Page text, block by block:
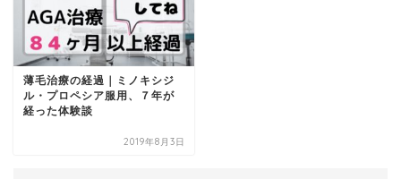
薄毛治療の経過｜ミノキシジ
ル・プロペシア服用、７年が
経った体験談
2019年8月3日